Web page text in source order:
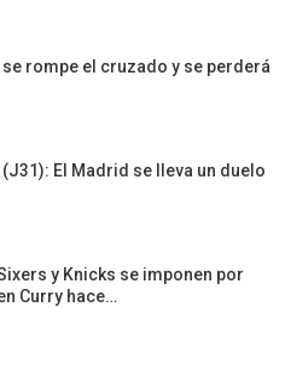
rompe el cruzado y se perderá
(J31): El Madrid se lleva un duelo
y Knicks se imponen por
Curry hace…